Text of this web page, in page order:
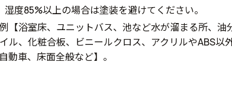
度85%以上の場合は塗装を避けてください。
【浴室床、ユニットバス、池など水が溜まる所、油
ル、化粧合板、ビニールクロス、アクリルやABS以
動車、床面全般など】。